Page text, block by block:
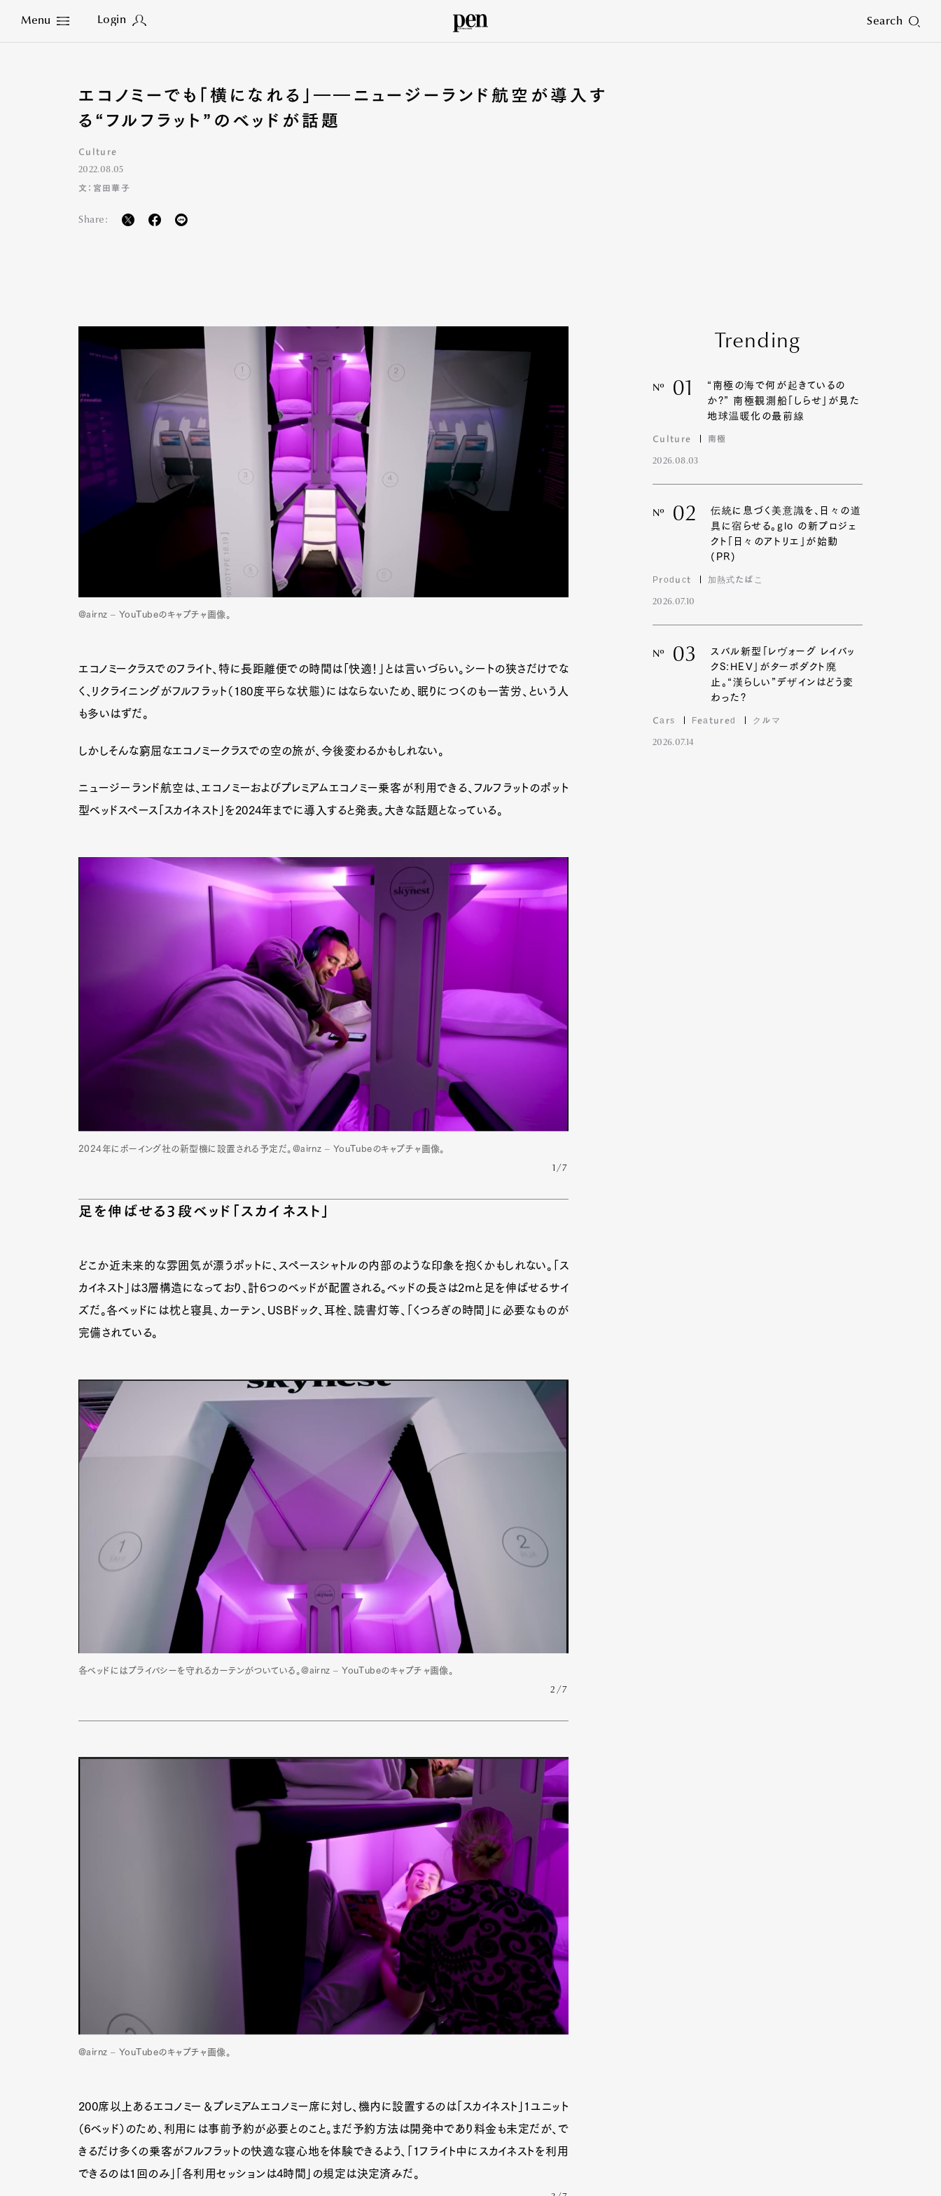
Menu Login Search
Close
Art&Design
Gourmet
Cars Product
Lifestyle
Pen Membership Magazine Official Columnist
エコノミーでも「横になれる」――ニュージーランド航空が導入す
る“フルフラット”のベッドが話題
Culture
2022.08.05
文：宮田華子
Share:
@airnz – YouTubeのキャプチャ画像。
エコノミークラスでのフライト、特に長距離便での時間は「快適！」とは言いづらい。シートの狭さだけでな
く、リクライニングがフルフラット（180度平らな状態）にはならないため、眠りにつくのも一苦労、という人
も多いはずだ。
しかしそんな窮屈なエコノミークラスでの空の旅が、今後変わるかもしれない。
ニュージーランド航空は、エコノミーおよびプレミアムエコノミー乗客が利用できる、フルフラットのポット
型ベッドスペース「スカイネスト」を2024年までに導入すると発表。大きな話題となっている。
2024年にボーイング社の新型機に設置される予定だ。@airnz – YouTubeのキャプチャ画像。
1/7
足を伸ばせる3段ベッド「スカイネスト」
どこか近未来的な雰囲気が漂うポットに、スペースシャトルの内部のような印象を抱くかもしれない。「ス
カイネスト」は3層構造になっており、計6つのベッドが配置される。ベッドの長さは2mと足を伸ばせるサイ
ズだ。各ベッドには枕と寝具、カーテン、USBドック、耳栓、読書灯等、「くつろぎの時間」に必要なものが
完備されている。
各ベッドにはプライバシーを守れるカーテンがついている。@airnz – YouTubeのキャプチャ画像。
2/7
@airnz – YouTubeのキャプチャ画像。
200席以上あるエコノミー＆プレミアムエコノミー席に対し、機内に設置するのは「スカイネスト」1ユニット
（6ベッド）のため、利用には事前予約が必要とのこと。まだ予約方法は開発中であり料金も未定だが、で
きるだけ多くの乗客がフルフラットの快適な寝心地を体験できるよう、「1フライト中にスカイネストを利用
できるのは1回のみ」「各利用セッションは4時間」の規定は決定済みだ。
Trending
Nº 01
“南極の海で何が起きているの
か?” 南極観測船「しらせ」が見た
地球温暖化の最前線
Culture 南極
2026.08.03
Nº 02
伝統に息づく美意識を、日々の道
具に宿らせる。glo の新プロジェ
クト「日々のアトリエ」が始動
(PR)
Product 加熱式たばこ
2026.07.10
Nº 03
スバル新型「レヴォーグ レイバッ
クS:HEV」がターボダクト廃
止。“漢らしい”デザインはどう変
わった?
Cars Featured クルマ
2026.07.14